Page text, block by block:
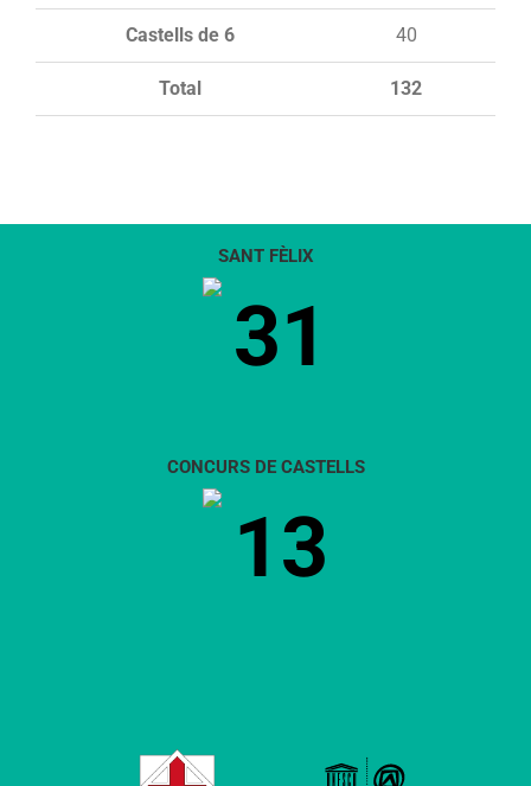
Total 132
Castells de 6 40
SANT FÈLIX
31
CONCURS DE CASTELLS
13